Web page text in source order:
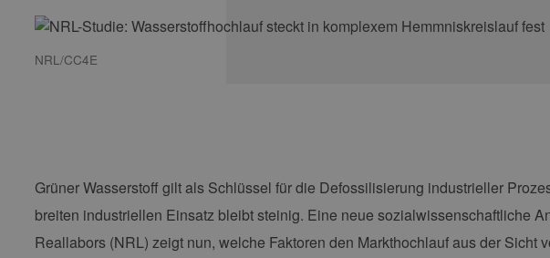
NRL/CC4E
Grüner Wasserstoff gilt als Schlüssel für die Defossilisierung industrieller
breiten industriellen Einsatz bleibt steinig. Eine neue sozialwissenschaftliche
Reallabors (NRL) zeigt nun, welche Faktoren den Markthochlauf aus der Sicht